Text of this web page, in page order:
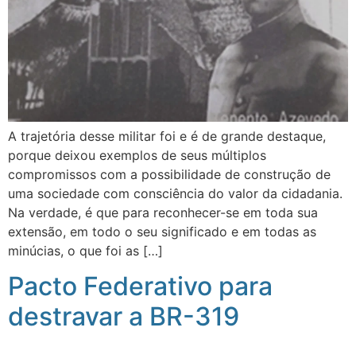
A trajetória desse militar foi e é de grande destaque,
porque deixou exemplos de seus múltiplos
compromissos com a possibilidade de construção de
uma sociedade com consciência do valor da cidadania.
Na verdade, é que para reconhecer-se em toda sua
extensão, em todo o seu significado e em todas as
minúcias, o que foi as […]
Pacto Federativo para
destravar a BR-319